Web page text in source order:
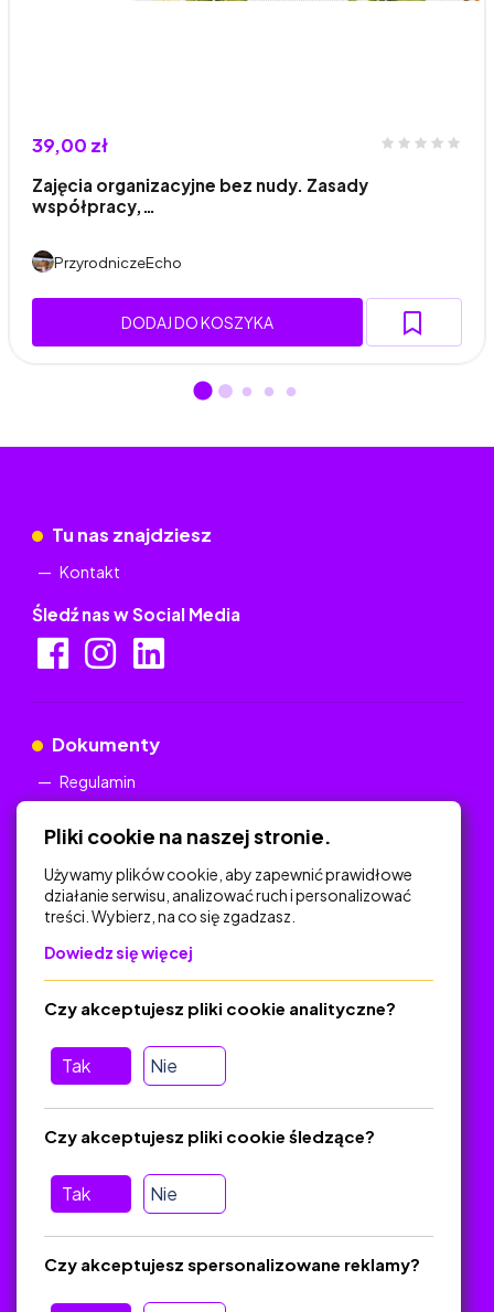
39,00 zł
Zajęcia organizacyjne bez nudy. Zasady
współpracy,…
PrzyrodniczeEcho
DODAJ DO KOSZYKA
Tu nas znajdziesz
Kontakt
Śledź nas w Social Media
Dokumenty
Regulamin
Na skróty
Polityka Prywatności
Regulamin
O platformie
Baza materiałów dydaktycznych
Jak zostać autorem
FAQ
Pliki cookie na naszej stronie.
Używamy plików cookie, aby zapewnić prawidłowe
działanie serwisu, analizować ruch i personalizować
treści. Wybierz, na co się zgadzasz.
Dowiedz się więcej
Tak Nie
Czy akceptujesz pliki cookie analityczne?
Tak Nie
Czy akceptujesz pliki cookie śledzące?
Czy akceptujesz spersonalizowane reklamy?